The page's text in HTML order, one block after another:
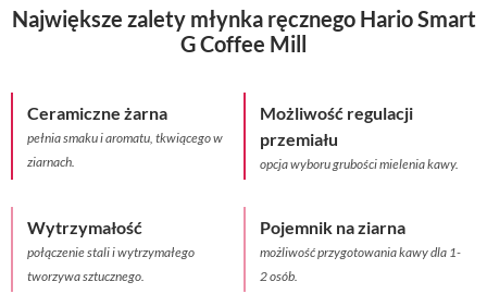
Największe zalety młynka ręcznego Hario Smart
G Coffee Mill
Ceramiczne żarna
pełnia smaku i aromatu, tkwiącego w
ziarnach.
Możliwość regulacji
przemiału
opcja wyboru grubości mielenia kawy.
Wytrzymałość
połączenie stali i wytrzymałego
tworzywa sztucznego.
Pojemnik na ziarna
możliwość przygotowania kawy dla 1-
2 osób.